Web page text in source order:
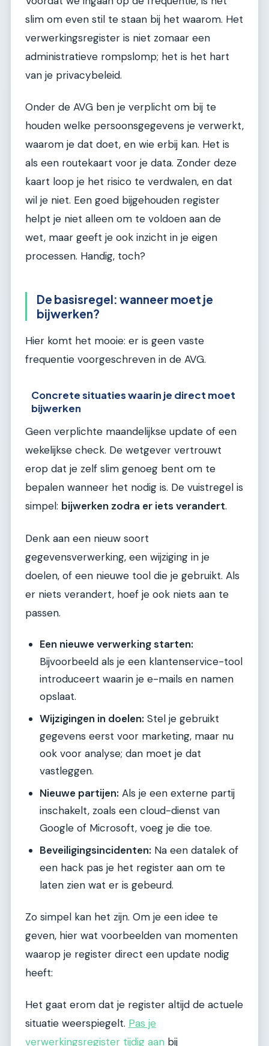
slim om even stil te staan bij het waarom. Het
verwerkingsregister is niet zomaar een
administratieve rompslomp; het is het hart
van je privacybeleid.
Onder de AVG ben je verplicht om bij te
houden welke persoonsgegevens je verwerkt,
waarom je dat doet, en wie erbij kan. Het is
als een routekaart voor je data. Zonder deze
kaart loop je het risico te verdwalen, en dat
wil je niet. Een goed bijgehouden register
helpt je niet alleen om te voldoen aan de
wet, maar geeft je ook inzicht in je eigen
processen. Handig, toch?
De basisregel: wanneer moet je
bijwerken?
Hier komt het mooie: er is geen vaste
frequentie voorgeschreven in de AVG.
Concrete situaties waarin je direct moet
bijwerken
Geen verplichte maandelijkse update of een
wekelijkse check. De wetgever vertrouwt
erop dat je zelf slim genoeg bent om te
bepalen wanneer het nodig is. De vuistregel is
simpel: bijwerken zodra er iets verandert.
Denk aan een nieuw soort
gegevensverwerking, een wijziging in je
doelen, of een nieuwe tool die je gebruikt. Als
er niets verandert, hoef je ook niets aan te
passen.
Een nieuwe verwerking starten:
Bijvoorbeeld als je een klantenservice-tool
introduceert waarin je e-mails en namen
opslaat.
Wijzigingen in doelen: Stel je gebruikt
gegevens eerst voor marketing, maar nu
ook voor analyse; dan moet je dat
vastleggen.
Nieuwe partijen: Als je een externe partij
inschakelt, zoals een cloud-dienst van
Google of Microsoft, voeg je die toe.
Beveiligingsincidenten: Na een datalek of
een hack pas je het register aan om te
laten zien wat er is gebeurd.
Zo simpel kan het zijn. Om je een idee te
geven, hier wat voorbeelden van momenten
waarop je register direct een update nodig
heeft:
Het gaat erom dat je register altijd de actuele
situatie weerspiegelt. Pas je
verwerkingsregister tijdig aan bij